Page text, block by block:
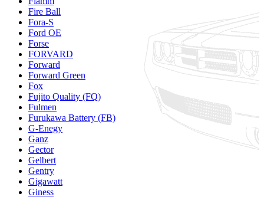
Fire Ball
Fora-S
Ford OE
Forse
FORVARD
Forward
Forward Green
Fox
Fujito Quality (FQ)
Fulmen
Furukawa Battery (FB)
G-Enegy
Ganz
Gector
Gelbert
Gentry
Gigawatt
Giness